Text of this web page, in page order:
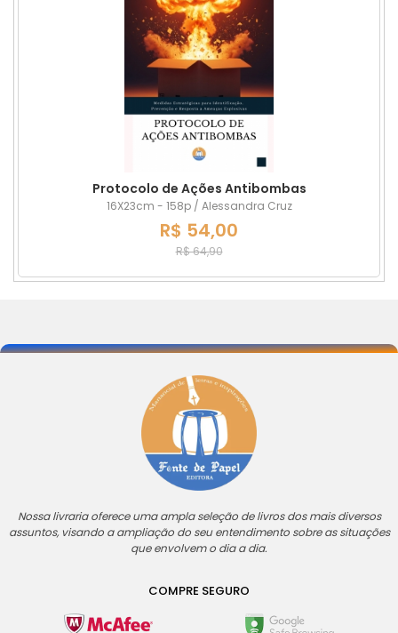
Protocolo de Ações Antibombas
16X23cm - 158p / Alessandra Cruz
R$ 54,00
R$ 64,90
Nossa livraria oferece uma ampla seleção de livros dos mais diversos
assuntos, visando a ampliação do seu entendimento sobre as situações
que envolvem o dia a dia.
COMPRE SEGURO